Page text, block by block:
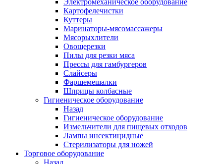
Электромеханическое оборудование
Картофелечистки
Куттеры
Маринаторы-мясомассажеры
Мясорыхлители
Овощерезки
Пилы для резки мяса
Прессы для гамбургеров
Слайсеры
Фаршемешалки
Шприцы колбасные
Гигиеническое оборудование
Назад
Гигиеническое оборудование
Измельчители для пищевых отходов
Лампы инсектицидные
Стерилизаторы для ножей
Торговое оборудование
Назад